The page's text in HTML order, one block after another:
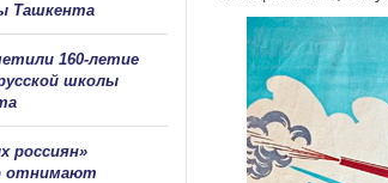
Ташкента
160-летие
школы
россиян»
отнимают